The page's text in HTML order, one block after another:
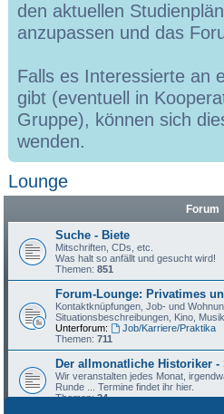
den aktuellen
anzupassen und das
Falls es Interessierte an
gibt (eventuell in
Gruppe), können sich
wenden.
Lounge
Forum
Suche - Biete
Mitschriften, CDs, etc.
Was halt so anfällt und gesucht wird!
Themen:851
Forum-Lounge: Privatimes
Kontaktknüpfungen, Job- und
Situationsbeschreibungen, Kino, Musik
Unterforum:
Job/Karriere/Praktika
Themen:711
Der allmonatliche Historiker -
Wir veranstalten jedes Monat,
Runde ... Termine findet ihr hier.
Themen:24